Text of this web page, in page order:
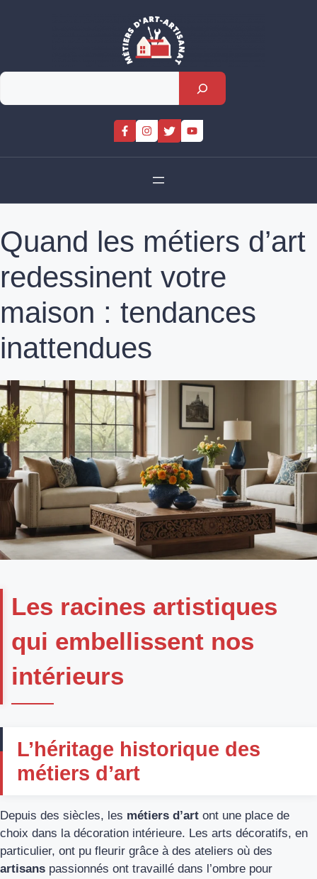
Rechercher
Quand les métiers d’art
redessinent votre
maison : tendances
inattendues
Les racines artistiques
qui embellissent nos
intérieurs
L’héritage historique des
métiers d’art
Depuis des siècles, les métiers d’art ont une place de
choix dans la décoration intérieure. Les arts décoratifs, en
particulier, ont pu fleurir grâce à des ateliers où des
artisans passionnés ont travaillé dans l’ombre pour